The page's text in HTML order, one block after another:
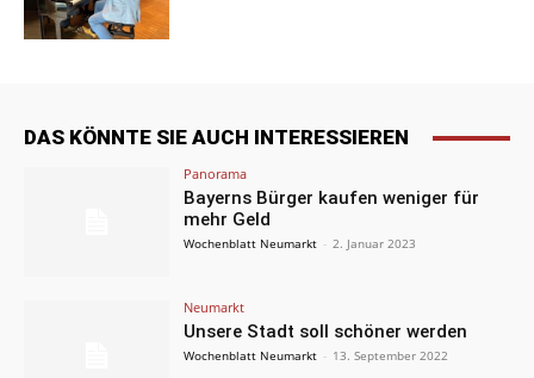
DAS KÖNNTE SIE AUCH INTERESSIEREN
Panorama
Bayerns Bürger kaufen weniger für
mehr Geld
Wochenblatt Neumarkt - 2. Januar 2023
Neumarkt
Unsere Stadt soll schöner werden
Wochenblatt Neumarkt - 13. September 2022